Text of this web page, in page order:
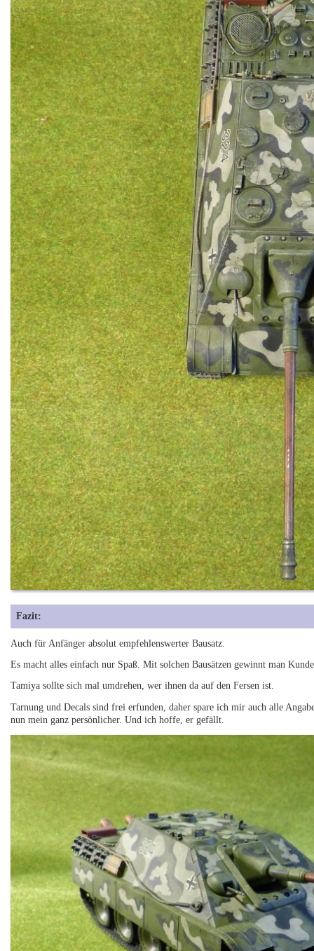
Fazit:
Auch für Anfänger absolut empfehlenswerter Bausatz.
Es macht alles einfach nur Spaß. Mit solchen Bausätzen gewinnt man
Tamiya sollte sich mal umdrehen, wer ihnen da auf den Fersen ist.
Tarnung und Decals sind frei erfunden, daher spare ich mir auch alle
nun mein ganz persönlicher. Und ich hoffe, er gefällt.